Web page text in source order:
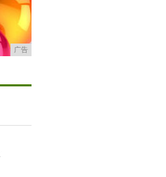
广告